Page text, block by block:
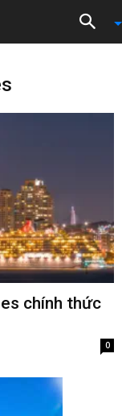
chính thức
0